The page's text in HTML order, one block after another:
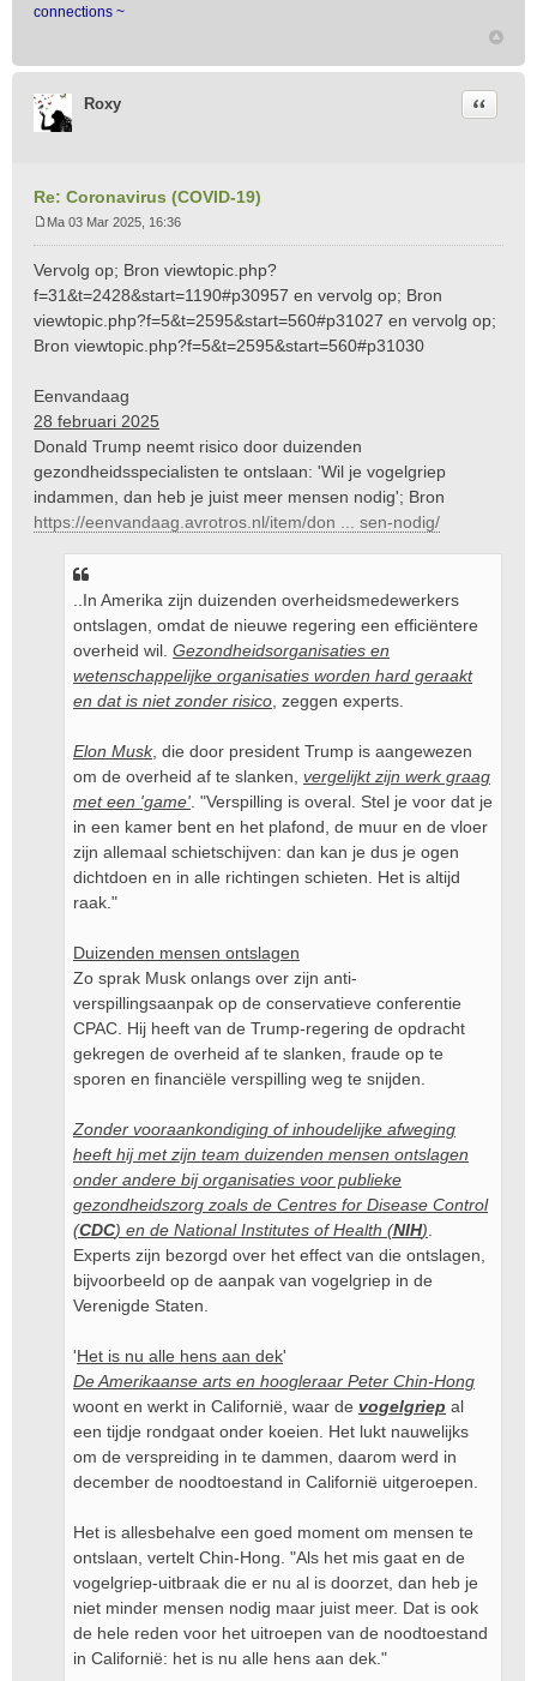
connections ~
Roxy
Re: Coronavirus (COVID-19)
Citeer
r
i
c
h
Ma 03 Mar 2025, 16:36
Vervolg op; Bron viewtopic.php?
f=31&t=2428&start=1190#p30957 en vervolg op; Bron
viewtopic.php?f=5&t=2595&start=560#p31027 en vervolg op;
Bron viewtopic.php?f=5&t=2595&start=560#p31030
Eenvandaag
28 februari 2025
Donald Trump neemt risico door duizenden
gezondheidsspecialisten te ontslaan: 'Wil je vogelgriep
indammen, dan heb je juist meer mensen nodig'; Bron
https://eenvandaag.avrotros.nl/item/don ... sen-nodig/
..In Amerika zijn duizenden overheidsmedewerkers
ontslagen, omdat de nieuwe regering een efficiëntere
overheid wil. Gezondheidsorganisaties en
wetenschappelijke organisaties worden hard geraakt
en dat is niet zonder risico , zeggen experts.
Elon Musk, die door president Trump is aangewezen
om de overheid af te slanken, vergelijkt zijn werk graag
met een 'game' . "Verspilling is overal. Stel je voor dat je
in een kamer bent en het plafond, de muur en de vloer
zijn allemaal schietschijven: dan kan je dus je ogen
dichtdoen en in alle richtingen schieten. Het is altijd
raak."
Duizenden mensen ontslagen
Zo sprak Musk onlangs over zijn anti-
verspillingsaanpak op de conservatieve conferentie
CPAC. Hij heeft van de Trump-regering de opdracht
gekregen de overheid af te slanken, fraude op te
sporen en financiële verspilling weg te snijden.
Zonder vooraankondiging of inhoudelijke afweging
heeft hij met zijn team duizenden mensen ontslagen
onder andere bij organisaties voor publieke
gezondheidszorg zoals de Centres for Disease Control
(CDC) en de National Institutes of Health (NIH)
Experts zijn bezorgd over het effect van die ontslagen,
bijvoorbeeld op de aanpak van vogelgriep in de
Verenigde Staten.
'Het is nu alle hens aan dek'
De Amerikaanse arts en hoogleraar Peter Chin-Hong
woont en werkt in Californië, waar de vogelgriep al
een tijdje rondgaat onder koeien. Het lukt nauwelijks
om de verspreiding in te dammen, daarom werd in
december de noodtoestand in Californië uitgeroepen.
Het is allesbehalve een goed moment om mensen te
ontslaan, vertelt Chin-Hong. "Als het mis gaat en de
vogelgriep-uitbraak die er nu al is doorzet, dan heb je
niet minder mensen nodig maar juist meer. Dat is ook
de hele reden voor het uitroepen van de noodtoestand
in Californië: het is nu alle hens aan dek."